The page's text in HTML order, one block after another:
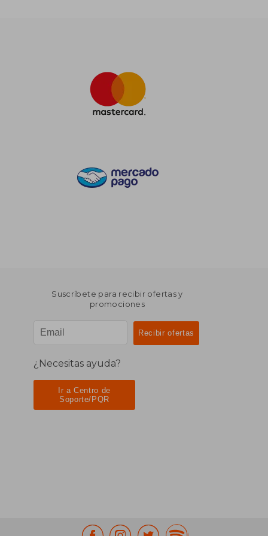
Suscríbete para recibir ofertas y
promociones
¿Necesitas ayuda?
Ir a Centro de
Soporte/PQR